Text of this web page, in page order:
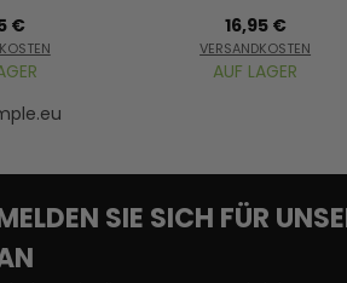
€ 16,95 €
VERSANDKOSTEN
AUF LAGER
SIE SICH FÜR